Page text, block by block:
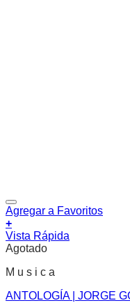
Agregar a Favoritos
+
Vista Rápida
Agotado
M u s i c a
ANTOLOGÍA | JORGE